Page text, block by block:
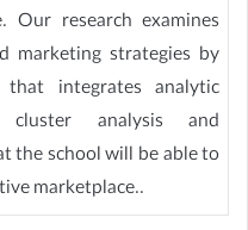
Our research examines
marketing strategies by
integrates analytic
cluster analysis and
the school will be able to
marketplace..